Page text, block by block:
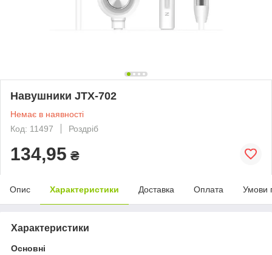
Навушники JTX-702
Немає в наявності
Код: 11497
Роздріб
134,95 ₴
Опис Характеристики Доставка Оплата Умови
Характеристики
Основні